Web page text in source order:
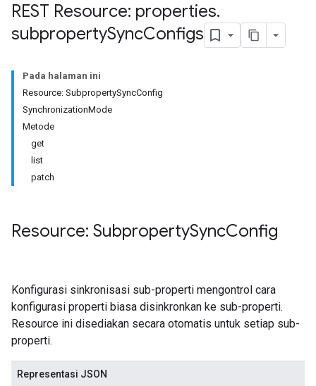
REST Resource: properties.
subpropertySyncConfigs
Pada halaman ini
Resource: SubpropertySyncConfig
SynchronizationMode
Metode
get
list
patch
Resource: SubpropertySyncConfig
Konfigurasi sinkronisasi sub-properti mengontrol cara
konfigurasi properti biasa disinkronkan ke sub-properti.
Resource ini disediakan secara otomatis untuk setiap sub-
properti.
Representasi JSON